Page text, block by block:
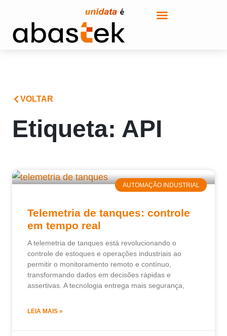
VOLTAR
Etiqueta: API
AUTOMAÇÃO INDUSTRIAL
Telemetria de tanques: controle
em tempo real
A telemetria de tanques está revolucionando o
controle de estoques e operações industriais ao
permitir o monitoramento remoto e contínuo,
transformando dados em decisões rápidas e
assertivas. A tecnologia entrega mais segurança,
LEIA MAIS »